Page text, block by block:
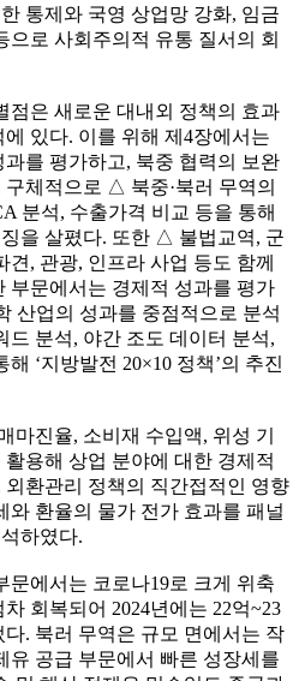
통제와 국영 상업망 강화, 임금
으로 사회주의적 유통 질서의 회
점은 새로운 대내외 정책의 효과
있다. 이를 위해 제4장에서는
를 평가하고, 북중 협력의 보완
체적으로 △ 북중·북러 무역의
분석, 수출가격 비교 등을 통해
을 살폈다. 또한 △ 불법교역, 군
견, 관광, 인프라 사업 등도 함께
부문에서는 경제적 성과를 평가
산업의 성과를 중점적으로 분석
분석, 야간 조도 데이터 분석,
‘지방발전 20×10 정책’의 추진
마진율, 소비재 수입액, 위성 기
용해 상업 분야에 대한 경제적
환관리 정책의 직간접적인 영향
와 환율의 물가 전가 효과를 패널
하였다.
문에서는 코로나19로 크게 위축
회복되어 2024년에는 22억~23
. 북러 무역은 규모 면에서는 작
유 공급 부문에서 빠른 성장세를